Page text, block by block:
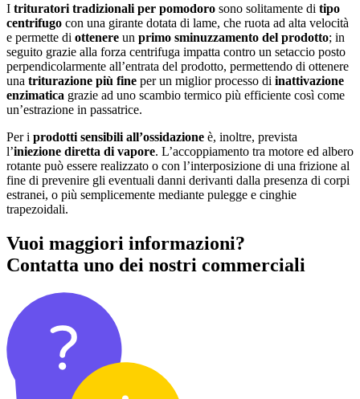
I trituratori tradizionali per pomodoro sono solitamente di tipo
centrifugo con una girante dotata di lame, che ruota ad alta velocità
e permette di ottenere un primo sminuzzamento del prodotto; in
seguito grazie alla forza centrifuga impatta contro un setaccio posto
perpendicolarmente all’entrata del prodotto, permettendo di ottenere
una triturazione più fine per un miglior processo di inattivazione
enzimatica grazie ad uno scambio termico più efficiente così come
un’estrazione in passatrice.
Per i prodotti sensibili all’ossidazione è, inoltre, prevista
l’iniezione diretta di vapore. L’accoppiamento tra motore ed albero
rotante può essere realizzato o con l’interposizione di una frizione al
fine di prevenire gli eventuali danni derivanti dalla presenza di corpi
estranei, o più semplicemente mediante pulegge e cinghie
trapezoidali.
Vuoi maggiori informazioni?
Contatta uno dei nostri commerciali